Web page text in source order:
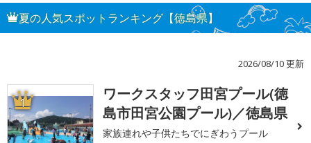
夏の人気スポットランキング【徳島県】
2026/08/10 更新
1
ワークスタッフ田宮プール(徳
島市田宮公園プール)／徳島県
家族連れや子供たちでにぎわうプール